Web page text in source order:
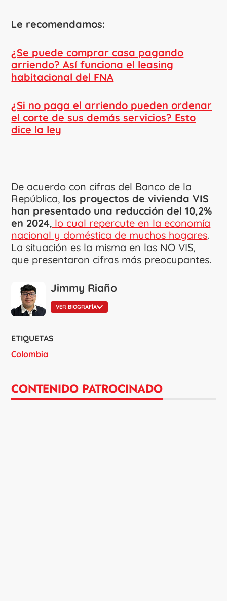
Le recomendamos:
¿Se puede comprar casa pagando
arriendo? Así funciona el leasing
habitacional del FNA
¿Si no paga el arriendo pueden ordenar
el corte de sus demás servicios? Esto
dice la ley
De acuerdo con cifras del Banco de la
República, los proyectos de vivienda VIS
han presentado una reducción del 10,2%
en 2024, lo cual repercute en la economía
nacional y doméstica de muchos hogares.
La situación es la misma en las NO VIS,
que presentaron cifras más preocupantes.
Jimmy Riaño
VER BIOGRAFÍA
ETIQUETAS
Colombia
CONTENIDO PATROCINADO